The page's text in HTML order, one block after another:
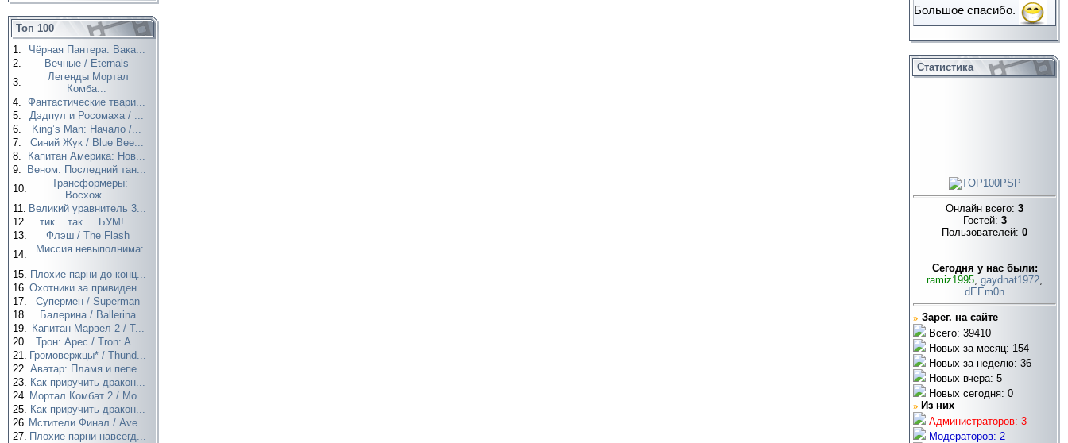
Топ 100
1.
Чёрная Пантера: Вака...
2.
Вечные / Eternals
3.
Легенды Мортал
Комба...
4. Фантастические твари...
5.
Дэдпул и Росомаха / ...
6.
King’s Man: Начало /...
7.
Синий Жук / Blue Bee...
8.
Капитан Америка: Нов...
9.
Веном: Последний тан...
10.
Трансформеры:
Восхож...
11. Великий уравнитель 3...
12.
тик....так.... БУМ! ...
13.
Флэш / The Flash
14.
Миссия невыполнима:
...
15. Плохие парни до конц...
16. Охотники за привиден...
17.
Супермен / Superman
18.
Балерина / Ballerina
19. Капитан Марвел 2 / T...
20.
Трон: Арес / Tron: A...
21. Громовержцы* / Thund...
22. Аватар: Пламя и пепе...
23. Как приручить дракон...
24. Мортал Комбат 2 / Mo...
25. Как приручить дракон...
26. Мстители Финал / Ave...
27. Плохие парни навсегд...
Большое спасибо.
Статистика
Онлайн всего: 3
Гостей: 3
Пользователей: 0
Cегодня у нас были:
ramiz1995, gaydnat1972,
dEEm0n
» Зарег. на сайте
Всего: 39410
Новых за месяц: 154
Новых за неделю: 36
Новых вчера: 5
Новых сегодня: 0
» Из них
Администраторов: 3
Модераторов: 2